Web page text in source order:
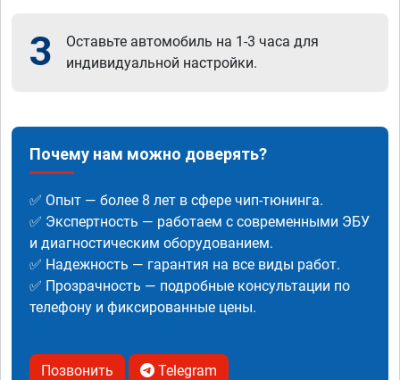
3
Оставьте автомобиль на 1-3 часа для
индивидуальной настройки.
Почему нам можно доверять?
✅ Опыт — более 8 лет в сфере чип-тюнинга.
✅ Экспертность — работаем с современными ЭБУ
и диагностическим оборудованием.
✅ Надежность — гарантия на все виды работ.
✅ Прозрачность — подробные консультации по
телефону и фиксированные цены.
Позвонить Telegram